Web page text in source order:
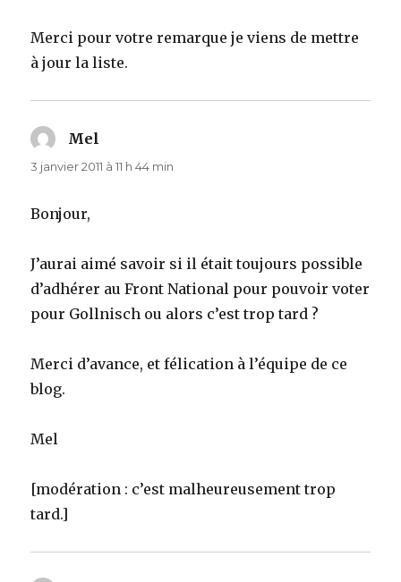
Merci pour votre remarque je viens de mettre
à jour la liste.
Mel
3 janvier 2011 à 11 h 44 min
Bonjour,
J’aurai aimé savoir si il était toujours possible
d’adhérer au Front National pour pouvoir voter
pour Gollnisch ou alors c’est trop tard ?
Merci d’avance, et félication à l’équipe de ce
blog.
Mel
[modération : c’est malheureusement trop
tard.]